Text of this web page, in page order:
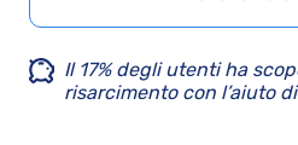
Il 17% degli utenti ha
risarcimento con l’aiuto